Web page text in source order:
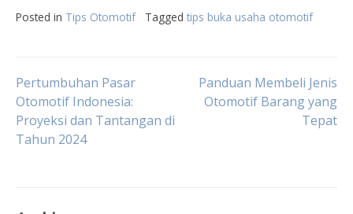
Posted in Tips Otomotif Tagged tips buka usaha otomotif
Post
navigation
Pertumbuhan Pasar
Otomotif Indonesia:
Proyeksi dan Tantangan di
Tahun 2024
Panduan Membeli Jenis
Otomotif Barang yang
Tepat